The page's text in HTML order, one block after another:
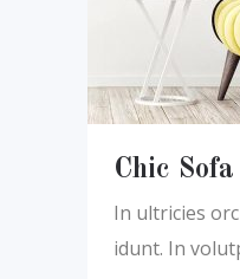
Chic Sofa
In ultricies
idunt. In